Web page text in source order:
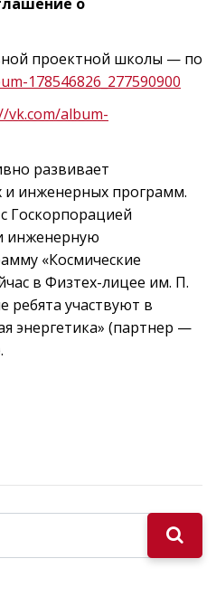
проектной школы — по
178546826_277590900
vk.com/album-
развивает
и инженерных программ.
Госкорпорацией
инженерную
«Космические
в Физтех-лицее им. П.
участвуют в
энергетика» (партнер —